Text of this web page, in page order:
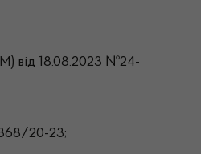
від 18.08.2023 №24-
20-23;